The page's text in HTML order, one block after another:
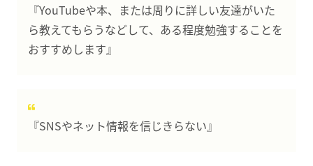
『YouTubeや本、または周りに詳しい友達がいた
ら教えてもらうなどして、ある程度勉強することを
おすすめします』
『SNSやネット情報を信じきらない』